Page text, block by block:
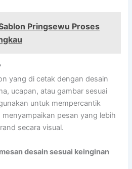
Pringsewu Proses
yang di cetak dengan desain
ucapan, atau gambar sesuai
untuk mempercantik
pesan yang lebih
secara visual.
desain sesuai keinginan